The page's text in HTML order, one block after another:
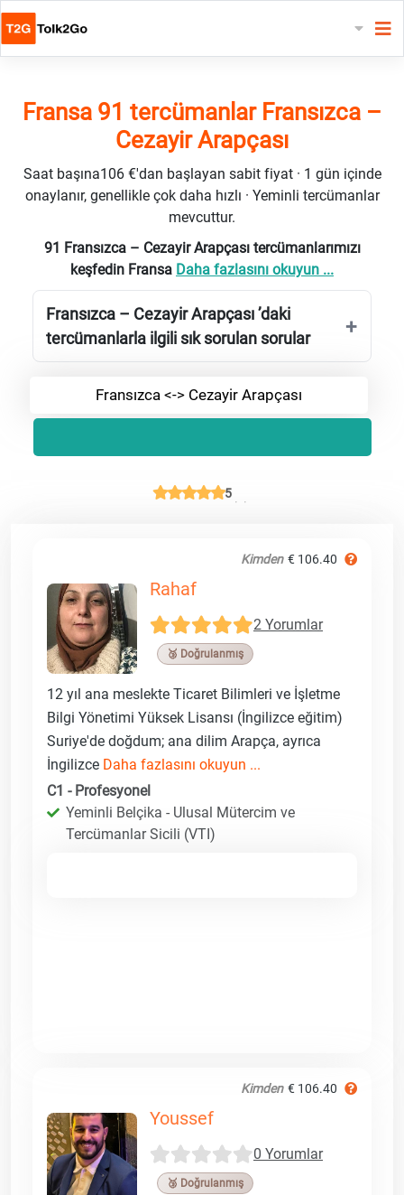
Fransa 91 tercümanlar Fransızca –
Cezayir Arapçası
Saat başına106 €'dan başlayan sabit fiyat · 1 gün içinde
onaylanır, genellikle çok daha hızlı · Yeminli tercümanlar
mevcuttur.
91 Fransızca – Cezayir Arapçası tercümanlarımızı
keşfedin Fransa Daha fazlasını okuyun ...
Fransızca – Cezayir Arapçası ’daki
tercümanlarla ilgili sık sorulan sorular
Fransızca <-> Cezayir Arapçası
5
Kimden € 106.40
Rahaf
2 Yorumlar
🥉 Doğrulanmış
12 yıl ana meslekte Ticaret Bilimleri ve İşletme
Bilgi Yönetimi Yüksek Lisansı (İngilizce eğitim)
Suriye'de doğdum; ana dilim Arapça, ayrıca
İngilizce Daha fazlasını okuyun ...
C1 - Profesyonel
Yeminli Belçika - Ulusal Mütercim ve
Tercümanlar Sicili (VTI)
Kimden € 106.40
Youssef
0 Yorumlar
🥉 Doğrulanmış